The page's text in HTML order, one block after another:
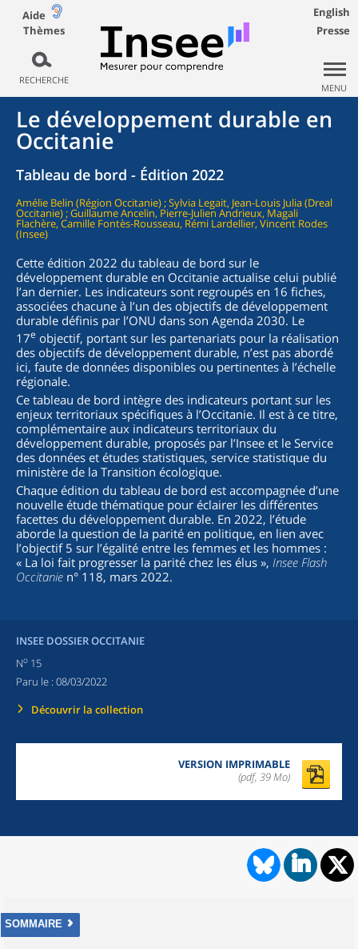
Aide
Thèmes
RECHERCHE
English
Presse
MENU
Le développement durable en
Occitanie
Tableau de bord - Édition 2022
Amélie Belin (Région Occitanie) ; Sylvia Legait, Jean-Louis Julia (Dreal
Occitanie) ; Guillaume Ancelin, Pierre-Julien Andrieux, Magali
Flachère, Camille Fontès-Rousseau, Rémi Lardellier, Vincent Rodes
(Insee)
Cette édition 2022 du tableau de bord sur le
développement durable en Occitanie actualise celui publié
l’an dernier. Les indicateurs sont regroupés en 16 fiches,
associées chacune à l’un des objectifs de développement
durable définis par l’ONU dans son Agenda 2030. Le
17e objectif, portant sur les partenariats pour la réalisation
des objectifs de développement durable, n’est pas abordé
ici, faute de données disponibles ou pertinentes à l’échelle
régionale.
Ce tableau de bord intègre des indicateurs portant sur les
enjeux territoriaux spécifiques à l’Occitanie. Il est à ce titre,
complémentaire aux indicateurs territoriaux du
développement durable, proposés par l’Insee et le Service
des données et études statistiques, service statistique du
ministère de la Transition écologique.
Chaque édition du tableau de bord est accompagnée d’une
nouvelle étude thématique pour éclairer les différentes
facettes du développement durable. En 2022, l’étude
aborde la question de la parité en politique, en lien avec
l’objectif 5 sur l’égalité entre les femmes et les hommes :
« La loi fait progresser la parité chez les élus », Insee Flash
Occitanie n° 118, mars 2022.
INSEE DOSSIER OCCITANIE
No 15
Paru le : 08/03/2022
Découvrir la collection
VERSION IMPRIMABLE
(pdf, 39 Mo)
SOMMAIRE